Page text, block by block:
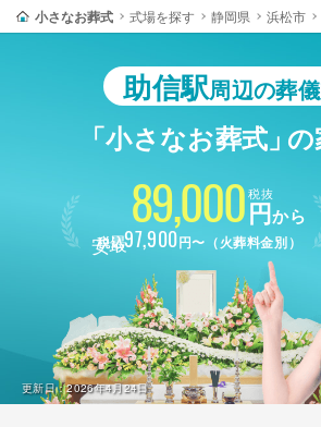
小さなお葬式 式場を探す 静岡県 浜松市
助信駅周辺の葬
「小さなお葬式」
更新日：2026年4月24日
89,000 税抜
円から
税込97,900円〜（火葬料金別）